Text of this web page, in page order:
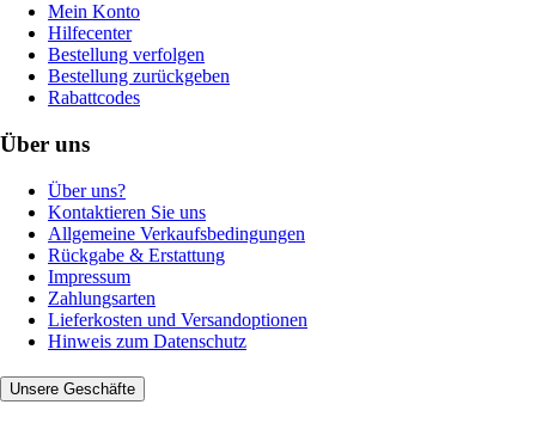
Mein Konto
Hilfecenter
Bestellung verfolgen
Bestellung zurückgeben
Rabattcodes
Über uns
Über uns?
Kontaktieren Sie uns
Allgemeine Verkaufsbedingungen
Rückgabe & Erstattung
Impressum
Zahlungsarten
Lieferkosten und Versandoptionen
Hinweis zum Datenschutz
Unsere Geschäfte